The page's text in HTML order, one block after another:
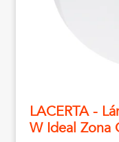
LACERTA -
W Ideal Zona